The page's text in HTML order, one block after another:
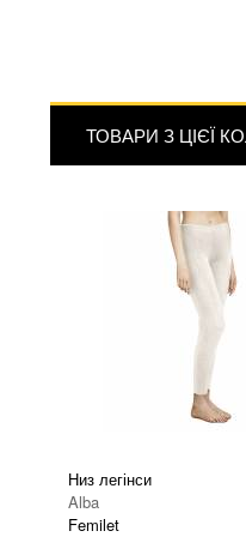
ТОВАРИ З ЦІЄЇ
Низ легінси
Alba
Femilet